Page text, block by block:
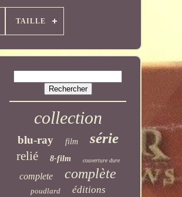
TAILLE
collection
blu-ray film série
relié 8-film couverture dure
complete complète
poudlard éditions